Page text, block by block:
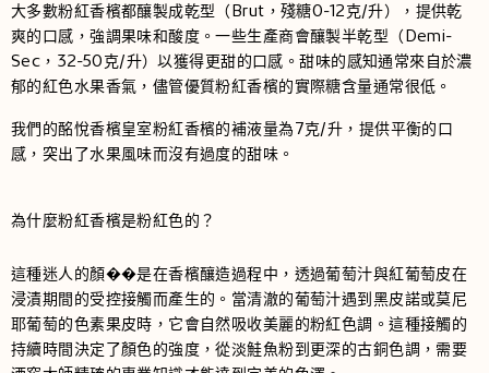
大多數粉紅香檳都釀製成乾型（Brut，殘糖0-12克/升），提供乾
爽的口感，強調果味和酸度。一些生產商會釀製半乾型（Demi-
Sec，32-50克/升）以獲得更甜的口感。甜味的感知通常來自於濃
郁的紅色水果香氣，儘管優質粉紅香檳的實際糖含量通常很低。
我們的酩悅香檳皇室粉紅香檳的補液量為7克/升，提供平衡的口
感，突出了水果風味而沒有過度的甜味。
為什麼粉紅香檳是粉紅色的？
這種迷人的顏��是在香檳釀造過程中，透過葡萄汁與紅葡萄皮在
浸漬期間的受控接觸而產生的。當清澈的葡萄汁遇到黑皮諾或莫尼
耶葡萄的色素果皮時，它會自然吸收美麗的粉紅色調。這種接觸的
持續時間決定了顏色的強度，從淡鮭魚粉到更深的古銅色調，需要